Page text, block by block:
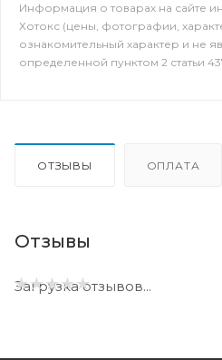
Информация о товарах на сайте
Хотокс (цены, фотографии,
ознакомительный характер и не
определенной пунктом 2 статьи
ОТЗЫВЫ ОПЛАТА
Отзывы
Загрузка отзывов...